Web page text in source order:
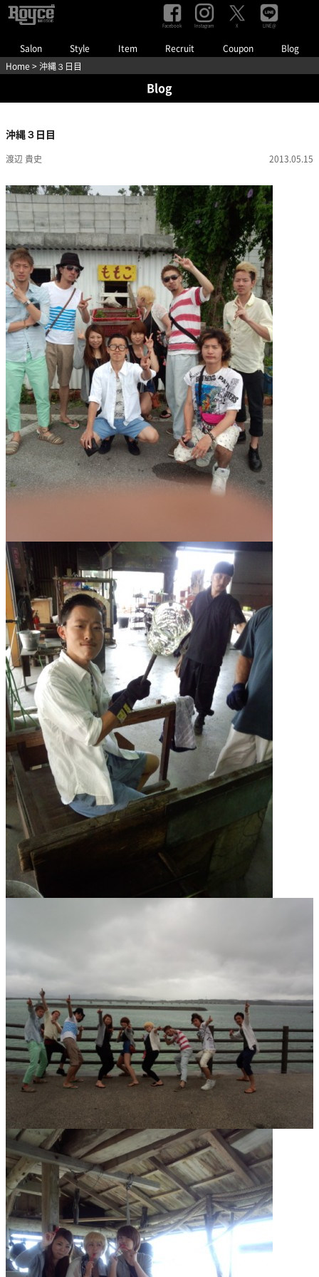
Salon Style Item Recruit Coupon Blog
Facebook Instagram X LINE@
Home > 沖縄３日目
Blog
沖縄３日目
渡辺 貴史 2013.05.15